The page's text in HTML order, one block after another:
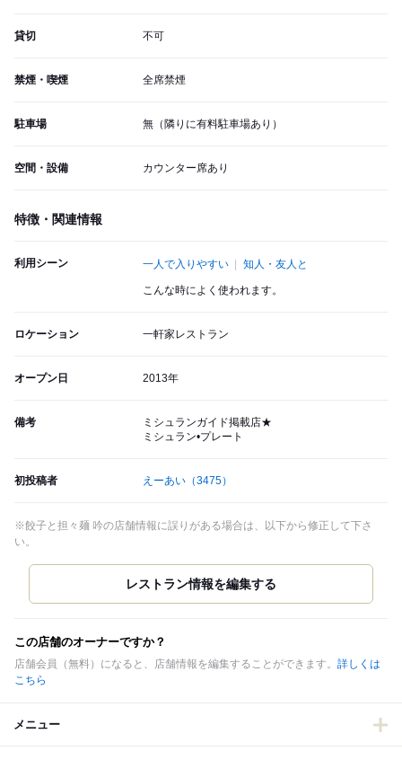
貸切 不可
禁煙・喫煙 全席禁煙
駐車場 無（隣りに有料駐車場あり）
空間・設備 カウンター席あり
特徴・関連情報
利用シーン 一人で入りやすい 知人・友人と
こんな時によく使われます。
ロケーション 一軒家レストラン
オープン日 2013年
備考
ミシュランガイド掲載店★
ミシュラン•プレート
初投稿者 えーあい （3475）
※餃子と担々麺 吟の店舗情報に誤りがある場合は、以下から修正して下さ
い。
この店舗のオーナーですか？
店舗会員（無料）になると、店舗情報を編集することができます。 詳しくは
こちら
メニュー